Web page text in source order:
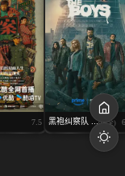
7.5 黑袍纠察队 ...(08全)